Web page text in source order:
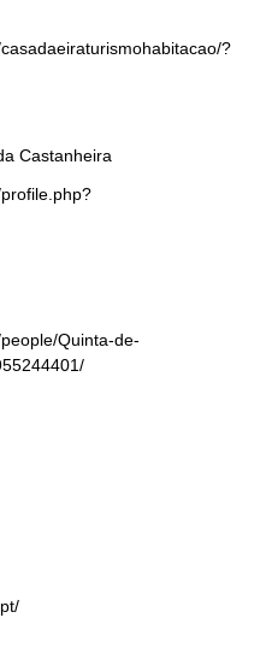
?
Castanheira
Quinta-de-